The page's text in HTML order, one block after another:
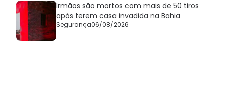
Irmãos são mortos com mais de 50 tiros
após terem casa invadida na Bahia
Segurança06/08/2026